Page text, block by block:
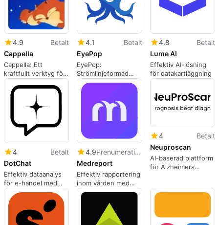
4.9
Betalt
Cappella
Cappella: Ett
kraftfullt verktyg för
visuell datahantering
4.1
Betalt
EyePop
EyePop:
Strömlinjeformad
visuell
dataanalysplattform
4.8
Betalt
Lume AI
Effektiv AI-lösning
för datakartläggning
4
Betalt
DotChat
Effektiv dataanalys
för e-handel med
DotChat
4.9
Prenumeration
Medreport
Effektiv rapportering
inom vården med
MedReport
4
Betalt
Neuproscan
AI-baserad plattform
för Alzheimers